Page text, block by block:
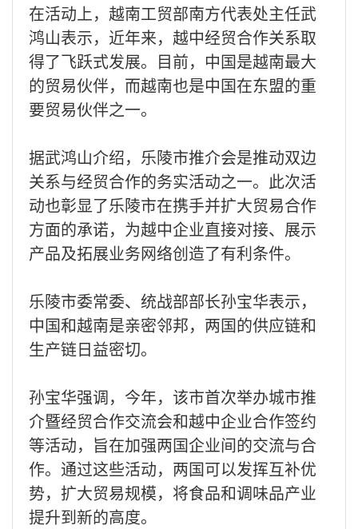
在活动上，越南工贸部南方代表处主任武
鸿山表示，近年来，越中经贸合作关系取
得了飞跃式发展。目前，中国是越南最大
的贸易伙伴，而越南也是中国在东盟的重
要贸易伙伴之一。
据武鸿山介绍，乐陵市推介会是推动双边
关系与经贸合作的务实活动之一。此次活
动也彰显了乐陵市在携手并扩大贸易合作
方面的承诺，为越中企业直接对接、展示
产品及拓展业务网络创造了有利条件。
乐陵市委常委、统战部部长孙宝华表示，
中国和越南是亲密邻邦，两国的供应链和
生产链日益密切。
孙宝华强调，今年，该市首次举办城市推
介暨经贸合作交流会和越中企业合作签约
等活动，旨在加强两国企业间的交流与合
作。通过这些活动，两国可以发挥互补优
势，扩大贸易规模，将食品和调味品产业
提升到新的高度。